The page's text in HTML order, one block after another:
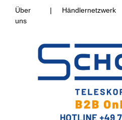
Über
uns
| Händlernetzwerk